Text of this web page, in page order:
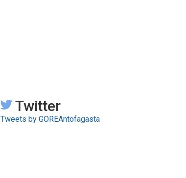
Twitter
Tweets by GOREAntofagasta